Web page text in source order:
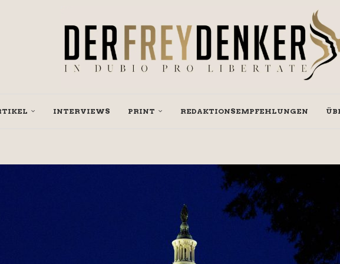
INTERVIEWS PRINT REDAKTIONSEMPFEHLUNGEN